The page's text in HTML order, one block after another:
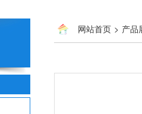
网站首页 > 产品